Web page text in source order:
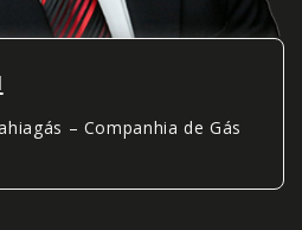
– Companhia de Gás